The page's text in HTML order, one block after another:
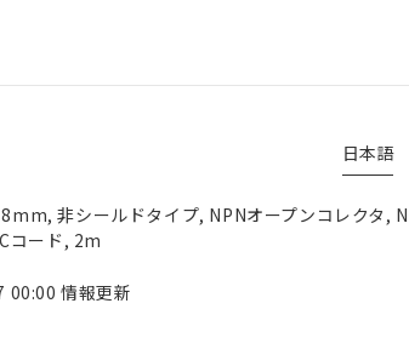
日本語
非シールドタイプ, NPNオープンコレクタ,
コード, 2m
00:00 情報更新